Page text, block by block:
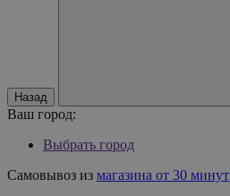
Назад
Ваш город:
Выбрать город
Самовывоз из магазина от 30 минут